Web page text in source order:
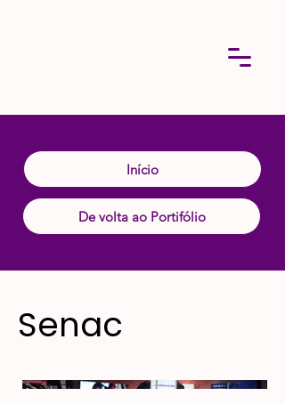
Início
De volta ao Portifólio
Senac